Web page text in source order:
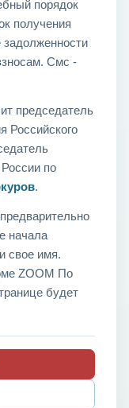
порядок
получения
задолженности
Смс -
председатель
Российского
по
.
начала
свое имя.
ZOOM По
будет